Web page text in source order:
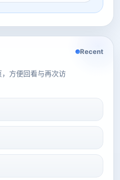
方便回看与再次访
Recent